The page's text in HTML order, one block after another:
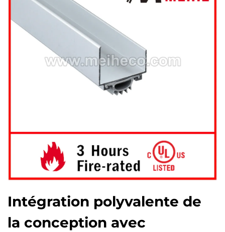
Intégration polyvalente de
la conception avec